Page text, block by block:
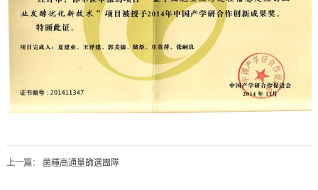
上一篇： 菌種高通量篩選團隊